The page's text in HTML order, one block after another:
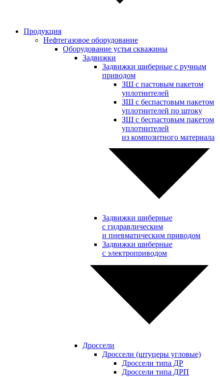
Продукция
Нефтегазовое оборудование
Оборудование устья скважины
Задвижки
Задвижки шиберные с ручным
приводом
ЗШ с пастовым пакетом
уплотнителей
ЗШ с беспастовым пакетом
уплотнителей по штоку
ЗШ с беспастовым пакетом
уплотнителей
из композитного материала
Задвижки шиберные
с гидравлическим
и пневматическим приводом
Задвижки шиберные
с электроприводом
Дроссели
Дроссели (штуцеры угловые)
Дроссели типа ДР
Дроссели типа ДРП